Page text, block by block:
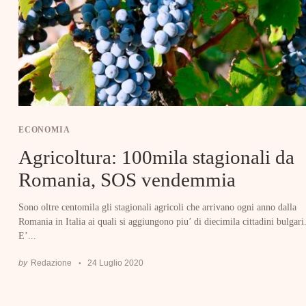
ECONOMIA
Agricoltura: 100mila stagionali da
Romania, SOS vendemmia
Sono oltre centomila gli stagionali agricoli che arrivano ogni anno dalla
Romania in Italia ai quali si aggiungono piu’ di diecimila cittadini bulgari.
E’...
by Redazione 24 Luglio 2020